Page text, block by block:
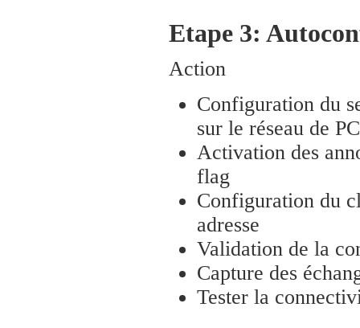
Etape 3:
Action
Configuration du
sur le réseau de
Activation des
flag
Configuration du
adresse
Validation de la
Capture des
Tester la